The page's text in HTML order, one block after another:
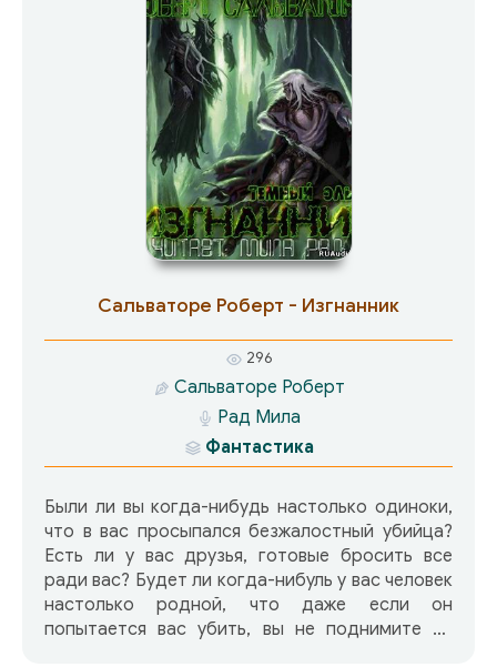
Сальваторе Роберт - Изгнанник
296
Сальваторе Роберт
Рад Мила
Фантастика
Были ли вы когда-нибудь настолько одиноки,
что в вас просыпался безжалостный убийца?
Есть ли у вас друзья, готовые бросить все
ради вас? Будет ли когда-нибуль у вас человек
настолько родной, что даже если он
попытается вас убить, вы не поднимите на